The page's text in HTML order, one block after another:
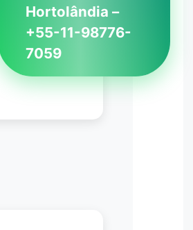
Hortolândia –
+55-11-98776-
7059